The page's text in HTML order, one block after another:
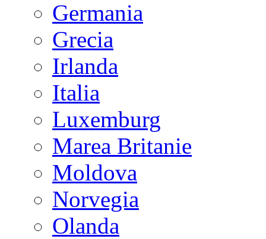
Germania
Grecia
Irlanda
Italia
Luxemburg
Marea Britanie
Moldova
Norvegia
Olanda